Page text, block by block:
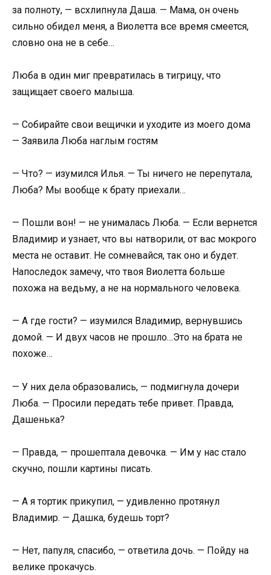
за полноту, — всхлипнула Даша. — Мама, он очень
сильно обидел меня, а Виолетта все время смеется,
словно она не в себе…
Люба в один миг превратилась в тигрицу, что
защищает своего малыша.
— Собирайте свои вещички и уходите из моего дома
— Заявила Люба наглым гостям
— Что? — изумился Илья. — Ты ничего не перепутала,
Люба? Мы вообще к брату приехали…
— Пошли вон! — не унималась Люба. — Если вернется
Владимир и узнает, что вы натворили, от вас мокрого
места не оставит. Не сомневайся, так оно и будет.
Напоследок замечу, что твоя Виолетта больше
похожа на ведьму, а не на нормального человека.
— А где гости? — изумился Владимир, вернувшись
домой. — И двух часов не прошло…Это на брата не
похоже…
— У них дела образовались, — подмигнула дочери
Люба. — Просили передать тебе привет. Правда,
Дашенька?
— Правда, — прошептала девочка. — Им у нас стало
скучно, пошли картины писать.
— А я тортик прикупил, — удивленно протянул
Владимир. — Дашка, будешь торт?
— Нет, папуля, спасибо, — ответила дочь. — Пойду на
велике прокачусь.